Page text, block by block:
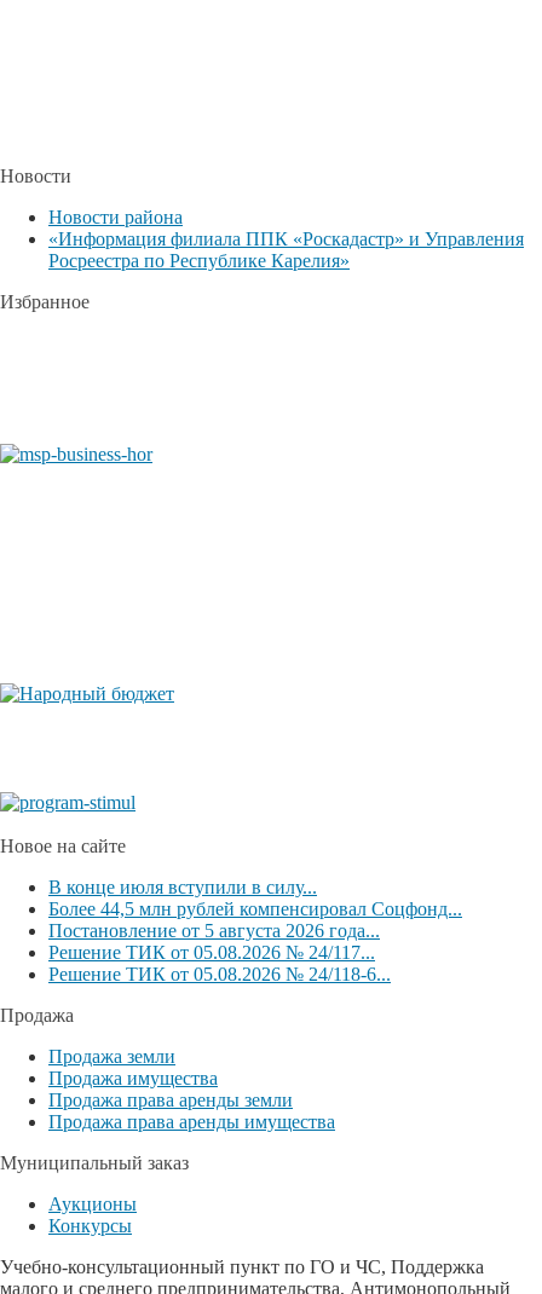
Новости
Новости района
«Информация филиала ППК «Роскадастр» и Управления
Росреестра по Республике Карелия»
Избранное
Новое на сайте
В конце июля вступили в силу...
Более 44,5 млн рублей компенсировал Соцфонд...
Постановление от 5 августа 2026 года...
Решение ТИК от 05.08.2026 № 24/117...
Решение ТИК от 05.08.2026 № 24/118-6...
Продажа
Продажа земли
Продажа имущества
Продажа права аренды земли
Продажа права аренды имущества
Муниципальный заказ
Аукционы
Конкурсы
Учебно-консультационный пункт по ГО и ЧС, Поддержка
малого и среднего предпринимательства, Антимонопольный